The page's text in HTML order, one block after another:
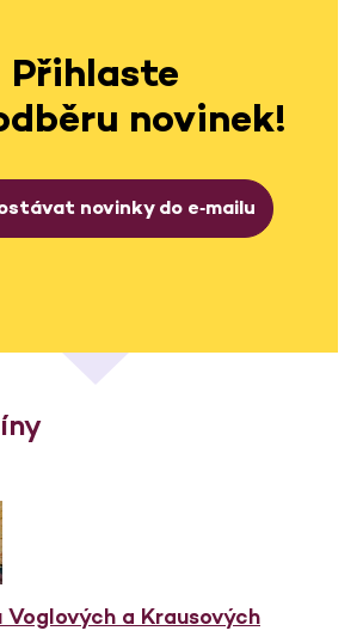
Přihlaste
novinek!
novinky do e‑mailu
a Krausových